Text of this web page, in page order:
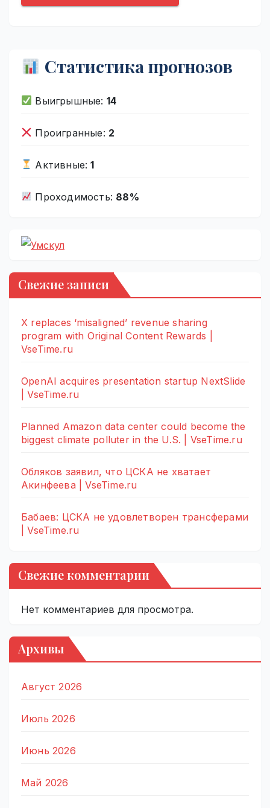
Статистика прогнозов
Выигрышные: 14
Проигранные: 2
Активные:1
Проходимость: 88%
Свежие записи
X replaces ‘misaligned’ revenue sharing
program with Original Content Rewards |
VseTime.ru
OpenAI acquires presentation startup NextSlide
| VseTime.ru
Planned Amazon data center could become the
biggest climate polluter in the U.S. | VseTime.ru
Обляков заявил, что ЦСКА не хватает
Акинфеева | VseTime.ru
Бабаев: ЦСКА не удовлетворен трансферами
| VseTime.ru
Свежие комментарии
Нет комментариев для просмотра.
Архивы
Август 2026
Июль 2026
Июнь 2026
Май 2026